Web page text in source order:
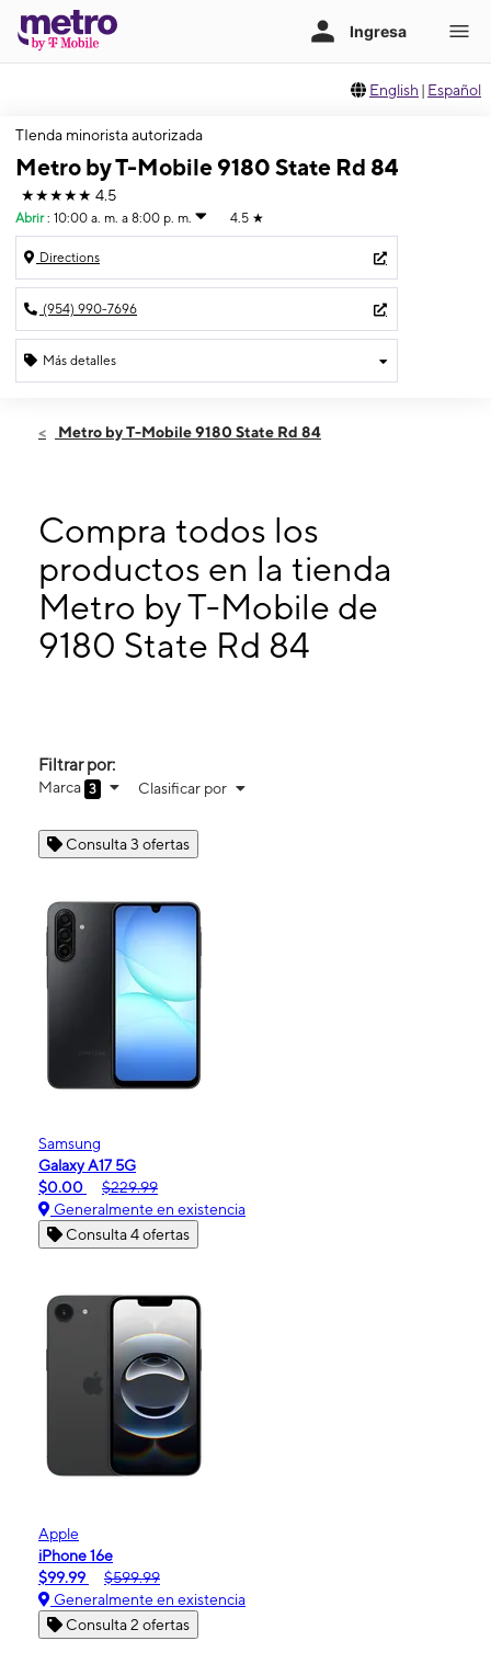
English | Español
TIenda minorista autorizada
Metro by T-Mobile 9180 State Rd 84
★★★★★ 4.5
Abrir : 10:00 a. m. a 8:00 p. m. 4.5 ★
Directions
(954) 990-7696
Más detalles
Sábado:10:00 a. m. a 8:00 p. m.
Miérc:
10:00 a. m. a 8:00 p. m.
Jueves: 10:00 a. m. a 8:00 p. m.
Viernes:10:00 a. m. a 8:00 p. m.
9180 State Rd 84 Davie, FL 33324
Metro by T-Mobile 9180 State Rd 84
Compra todos los
productos en la tienda
Metro by T-Mobile de
9180 State Rd 84
Filtrar por:
Marca 3 Clasificar por
Consulta 3 ofertas
Samsung
Galaxy A17 5G
$0.00
$229.99
Generalmente en existencia
Consulta 4 ofertas
Apple
iPhone 16e
$99.99
$599.99
Generalmente en existencia
Consulta 2 ofertas